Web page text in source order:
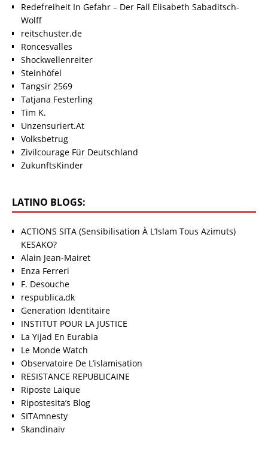
Redefreiheit In Gefahr – Der Fall Elisabeth Sabaditsch-
Wolff
reitschuster.de
Roncesvalles
Shockwellenreiter
Steinhöfel
Tangsir 2569
Tatjana Festerling
Tim K.
Unzensuriert.At
Volksbetrug
Zivilcourage Für Deutschland
ZukunftsKinder
LATINO BLOGS:
ACTIONS SITA (Sensibilisation À L’Islam Tous Azimuts)
KESAKO?
Alain Jean-Mairet
Enza Ferreri
F. Desouche
respublica,dk
Generation Identitaire
INSTITUT POUR LA JUSTICE
La Yijad En Eurabia
Le Monde Watch
Observatoire De L’islamisation
RESISTANCE REPUBLICAINE
Riposte Laique
Ripostesita’s Blog
SITAmnesty
Skandinaiv